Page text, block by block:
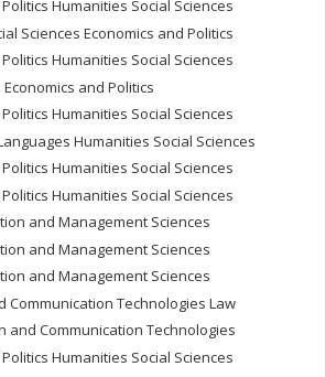
Humanities Social Sciences
Sciences Economics and Politics
Humanities Social Sciences
and Politics
Humanities Social Sciences
Humanities Social Sciences
Humanities Social Sciences
Humanities Social Sciences
and Management Sciences
and Management Sciences
and Management Sciences
Communication Technologies Law
and Communication Technologies
Humanities Social Sciences